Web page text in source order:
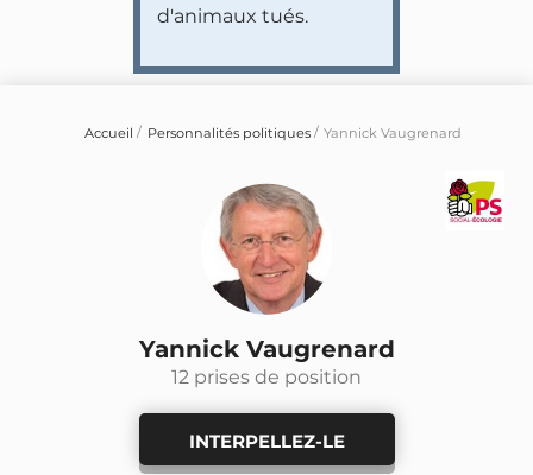
d'animaux tués.
Accueil Personnalités politiques Yannick Vaugrenard
Yannick Vaugrenard
12 prises de position
INTERPELLEZ-LE